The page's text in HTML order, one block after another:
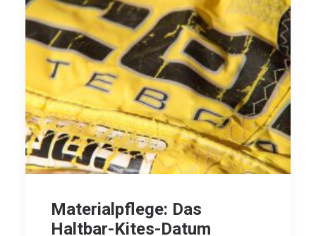
Materialpflege: Das
Haltbar-Kites-Datum